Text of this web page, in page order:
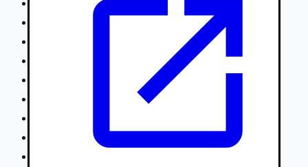
Nákladné vozidlá nad 7,5t
Vodné/Snežné skútre, štvorkolky
Poľnohospodárske vozidlá / stroje